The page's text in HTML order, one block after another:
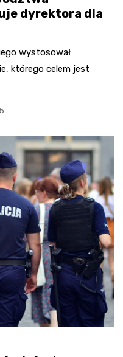
dyrektora dla
wystosował
którego celem jest